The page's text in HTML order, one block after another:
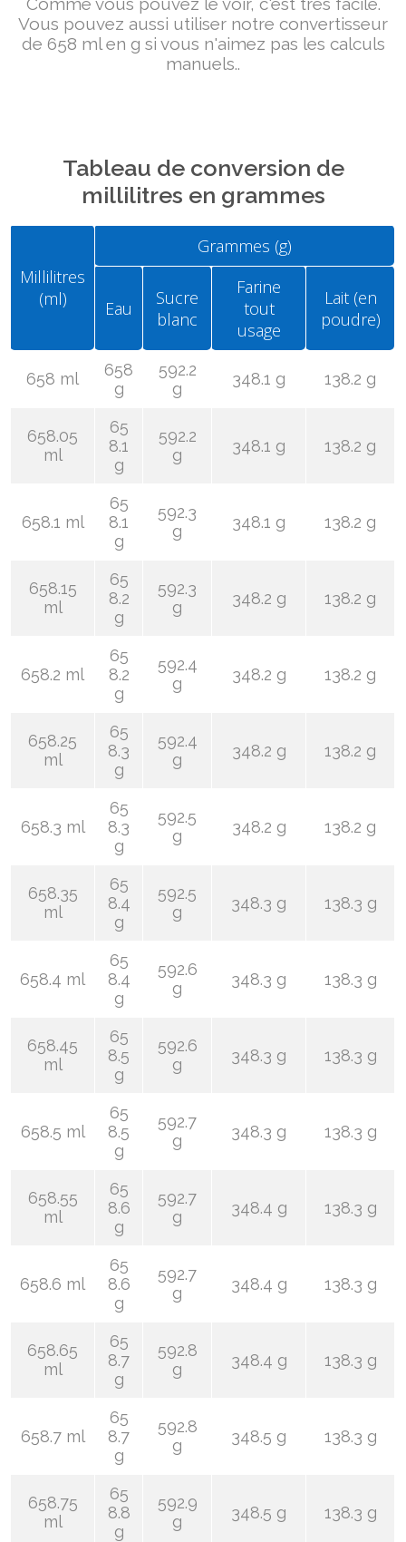
Vous pouvez aussi utiliser notre convertisseur
de 658 ml en g si vous n'aimez pas les calculs
manuels..
Tableau de conversion de
millilitres en grammes
Millilitres
(ml)
Grammes (g)
Eau
Sucre
blanc
Farine
tout
usage
Lait (en
poudre)
658 ml
658
g
592.2
g
348.1 g 138.2 g
658.05
ml
65
8.1
g
592.2
g
348.1 g 138.2 g
658.1 ml
65
8.1
g
592.3
g
348.1 g 138.2 g
658.15
ml
65
8.2
g
592.3
g
348.2 g 138.2 g
658.2 ml
65
8.2
g
592.4
g
348.2 g 138.2 g
658.25
ml
65
8.3
g
592.4
g
348.2 g 138.2 g
658.3 ml
65
8.3
g
592.5
g
348.2 g 138.2 g
658.35
ml
65
8.4
g
592.5
g
348.3 g 138.3 g
658.4 ml
65
8.4
g
592.6
g
348.3 g 138.3 g
658.45
ml
65
8.5
g
592.6
g
348.3 g 138.3 g
658.5 ml
65
8.5
g
592.7
g
348.3 g 138.3 g
658.55
ml
65
8.6
g
592.7
g
348.4 g 138.3 g
658.6 ml
65
8.6
g
592.7
g
348.4 g 138.3 g
658.65
ml
65
8.7
g
592.8
g
348.4 g 138.3 g
658.7 ml
65
8.7
g
592.8
g
348.5 g 138.3 g
658.75
ml
65
8.8
g
592.9
g
348.5 g 138.3 g